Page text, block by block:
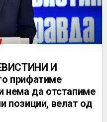
И
прифатиме
нема да отстапиме
позиции, велат од